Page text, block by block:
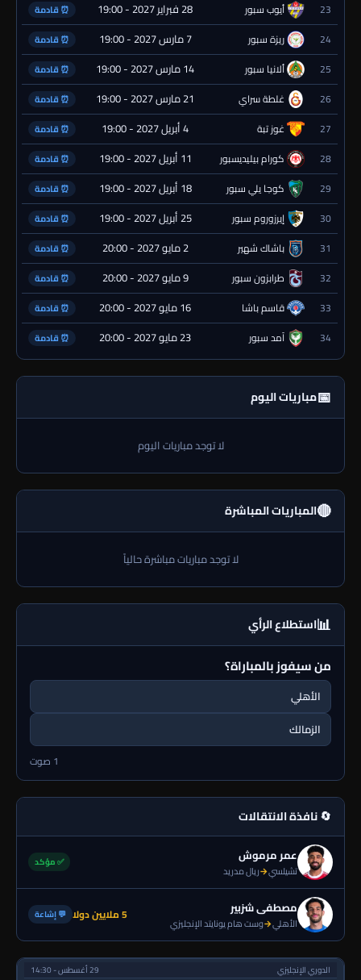
23 أيوب سبور 28 فبراير 2027 - 19:00 ⏰ قادمة
24 ريزة سبور 7 مارس 2027 - 19:00 ⏰ قادمة
25 ألانيا سبور 14 مارس 2027 - 19:00 ⏰ قادمة
26 غلطة سراي 21 مارس 2027 - 19:00 ⏰ قادمة
27 غوز تبة 4 أبريل 2027 - 19:00 ⏰ قادمة
28 كورام بيليديسبور 11 أبريل 2027 - 19:00 ⏰ قادمة
29 كوجا يلي سبور 18 أبريل 2027 - 19:00 ⏰ قادمة
30 إيرزوروم سبور 25 أبريل 2027 - 19:00 ⏰ قادمة
31 باشاك شهير 2 مايو 2027 - 20:00 ⏰ قادمة
32 طرابزون سبور 9 مايو 2027 - 20:00 ⏰ قادمة
33 قاسم باشا 16 مايو 2027 - 20:00 ⏰ قادمة
34 آمد سبور 23 مايو 2027 - 20:00 ⏰ قادمة
📅مباريات اليوم
لا توجد مباريات اليوم
🔴المباريات المباشرة
لا توجد مباريات مباشرة حالياً
📊استطلاع الرأي
من سيفوز بالمباراة؟
الأهلي
الزمالك
1 صوت
🔄 نافذة الانتقالات
عمر مرموش
تشيلسي→ريال مدريد
✅ مؤكد
مصطفى شزبير
الأهلي→وست هام يونايتد الإنجليزي 5 ملايين دولا 💬 إشاعة
الدوري الإنجليزي 29 أغسطس - 14:30